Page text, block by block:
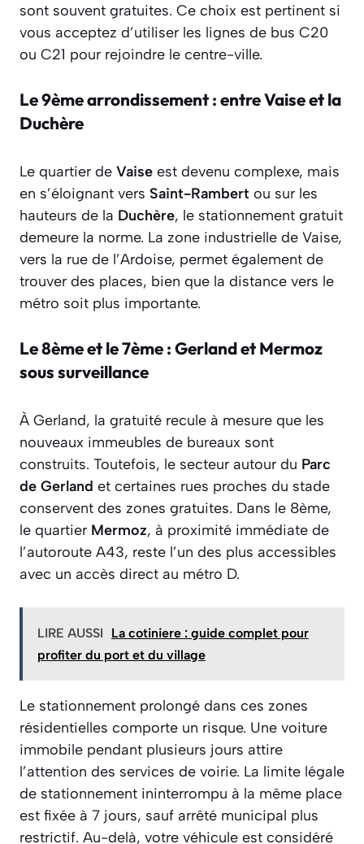
sont souvent gratuites. Ce choix est pertinent si
vous acceptez d’utiliser les lignes de bus C20
ou C21 pour rejoindre le centre-ville.
Le 9ème arrondissement : entre Vaise et la
Duchère
Le quartier de Vaise est devenu complexe, mais
en s’éloignant vers Saint-Rambert ou sur les
hauteurs de la Duchère, le stationnement gratuit
demeure la norme. La zone industrielle de Vaise,
vers la rue de l’Ardoise, permet également de
trouver des places, bien que la distance vers le
métro soit plus importante.
Le 8ème et le 7ème : Gerland et Mermoz
sous surveillance
À Gerland, la gratuité recule à mesure que les
nouveaux immeubles de bureaux sont
construits. Toutefois, le secteur autour du Parc
de Gerland et certaines rues proches du stade
conservent des zones gratuites. Dans le 8ème,
le quartier Mermoz, à proximité immédiate de
l’autoroute A43, reste l’un des plus accessibles
avec un accès direct au métro D.
LIRE AUSSI
La cotiniere : guide complet pour
profiter du port et du village
Le stationnement prolongé dans ces zones
résidentielles comporte un risque. Une voiture
immobile pendant plusieurs jours attire
l’attention des services de voirie. La limite légale
de stationnement ininterrompu à la même place
est fixée à 7 jours, sauf arrêté municipal plus
restrictif. Au-delà, votre véhicule est considéré